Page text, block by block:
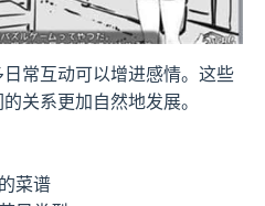
常互动可以增进感情。这些
关系更加自然地发展。
菜谱